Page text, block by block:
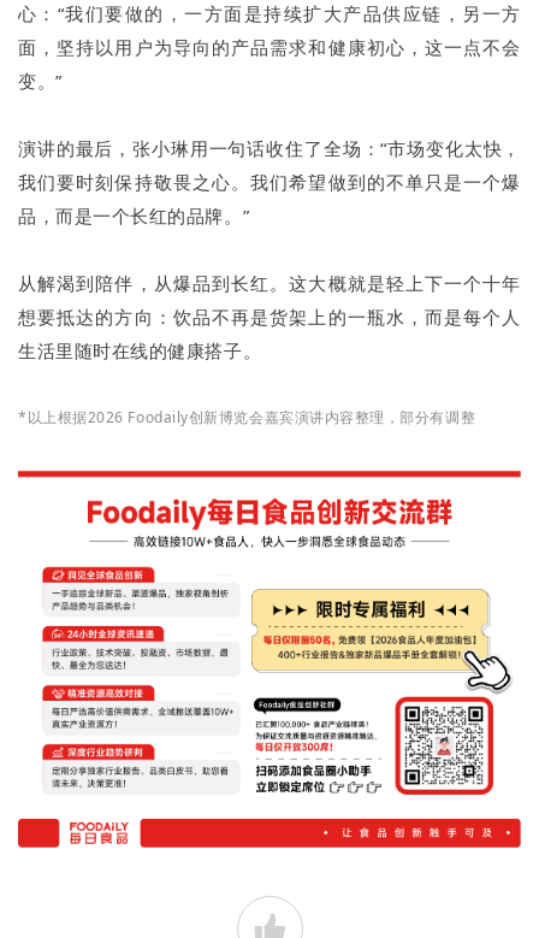
心：“我们要做的，一方面是持续扩大产品供应链，另一方
面，坚持以用户为导向的产品需求和健康初心，这一点不会
变。”
演讲的最后，张小琳用一句话收住了全场：“市场变化太快，
我们要时刻保持敬畏之心。我们希望做到的不单只是一个爆
品，而是一个长红的品牌。”
从解渴到陪伴，从爆品到长红。这大概就是轻上下一个十年
想要抵达的方向：饮品不再是货架上的一瓶水，而是每个人
生活里随时在线的健康搭子。
*以上根据2026 Foodaily创新博览会嘉宾演讲内容整理，部分有调整